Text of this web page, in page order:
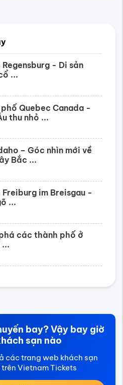
Regensburg - Di sản
...
Quebec Canada -
thu nhỏ ...
– Góc nhìn mới về
Bắc ...
Freiburg im Breisgau -
...
các thành phố ở
bay? Vậy bay giờ
sạn nào
các trang web khách sạn
Vietnam Tickets